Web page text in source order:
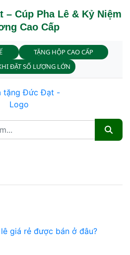
– Cúp Pha Lê & Kỷ Niệm
Cao Cấp
TẶNG HỘP CAO CẤP
ĐẶT SỐ LƯỢNG LỚN
giá rẻ được bán ở đâu?